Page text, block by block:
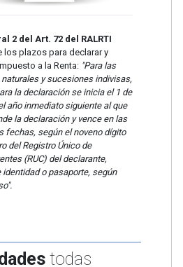
2 del Art. 72 del RALRTI
los plazos para declarar y
a la Renta: "Para las
y sucesiones indivisas,
la declaración se inicia el 1 de
año inmediato siguiente al que
la declaración y vence en las
fechas, según el noveno dígito
del Registro Único de
(RUC) del declarante,
identidad o pasaporte, según
todas